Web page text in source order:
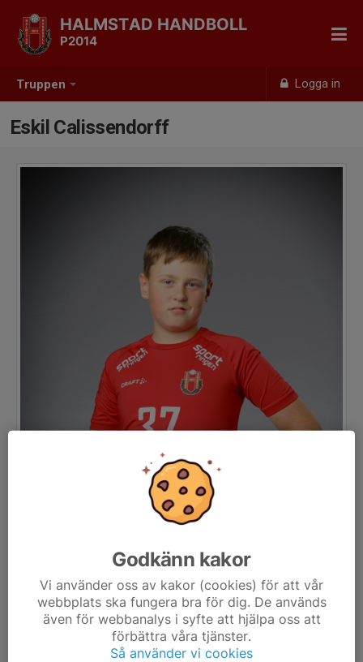
Truppen Logga in
HALMSTAD HANDBOLL
P2014
Eskil Calissendorff
Godkänn kakor
Vi använder oss av kakor (cookies) för att vår
webbplats ska fungera bra för dig. De används
även för webbanalys i syfte att hjälpa oss att
förbättra våra tjänster.
Så använder vi cookies